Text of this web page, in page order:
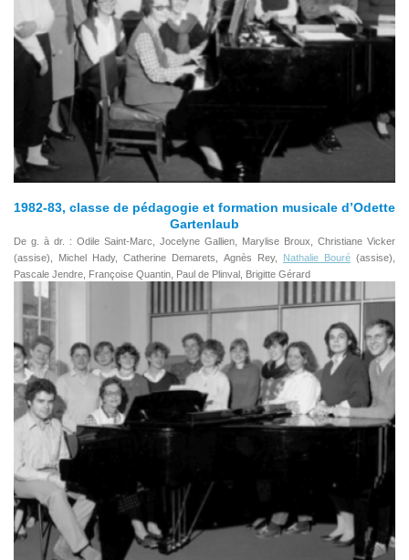
1982-83, classe de pédagogie et formation musicale d’Odette
Gartenlaub
De g. à dr. : Odile Saint-Marc, Jocelyne Gallien, Marylise Broux, Christiane Vicker
(assise), Michel Hady, Catherine Demarets, Agnès Rey,
Nathalie Bouré(assise),
Pascale Jendre, Françoise Quantin, Paul de Plinval, Brigitte Gérard